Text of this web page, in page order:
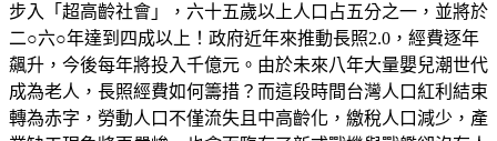
步入「超高齡社會」，六十五歲以上人口占五分之一，並將於
二○六○年達到四成以上！政府近年來推動長照2.0，經費逐年
飆升，今後每年將投入千億元。由於未來八年大量嬰兒潮世代
成為老人，長照經費如何籌措？而這段時間台灣人口紅利結束
轉為赤字，勞動人口不僅流失且中高齡化，繳稅人口減少，產